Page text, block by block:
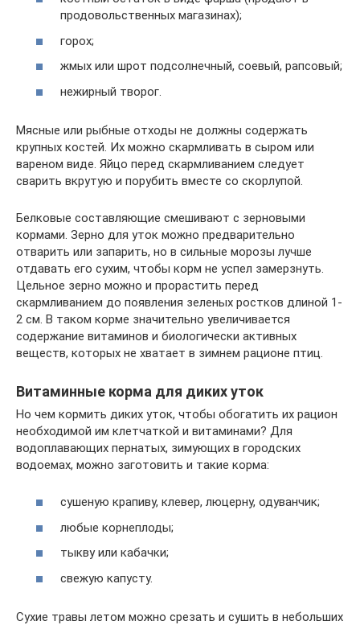
продовольственных магазинах);
горох;
жмых или шрот подсолнечный, соевый, рапсовый;
нежирный творог.
Мясные или рыбные отходы не должны содержать
крупных костей. Их можно скармливать в сыром или
вареном виде. Яйцо перед скармливанием следует
сварить вкрутую и порубить вместе со скорлупой.
Белковые составляющие смешивают с зерновыми
кормами. Зерно для уток можно предварительно
отварить или запарить, но в сильные морозы лучше
отдавать его сухим, чтобы корм не успел замерзнуть.
Цельное зерно можно и прорастить перед
скармливанием до появления зеленых ростков длиной 1-
2 см. В таком корме значительно увеличивается
содержание витаминов и биологически активных
веществ, которых не хватает в зимнем рационе птиц.
Витаминные корма для диких уток
Но чем кормить диких уток, чтобы обогатить их рацион
необходимой им клетчаткой и витаминами? Для
водоплавающих пернатых, зимующих в городских
водоемах, можно заготовить и такие корма:
сушеную крапиву, клевер, люцерну, одуванчик;
любые корнеплоды;
тыкву или кабачки;
свежую капусту.
Сухие травы летом можно срезать и сушить в небольших